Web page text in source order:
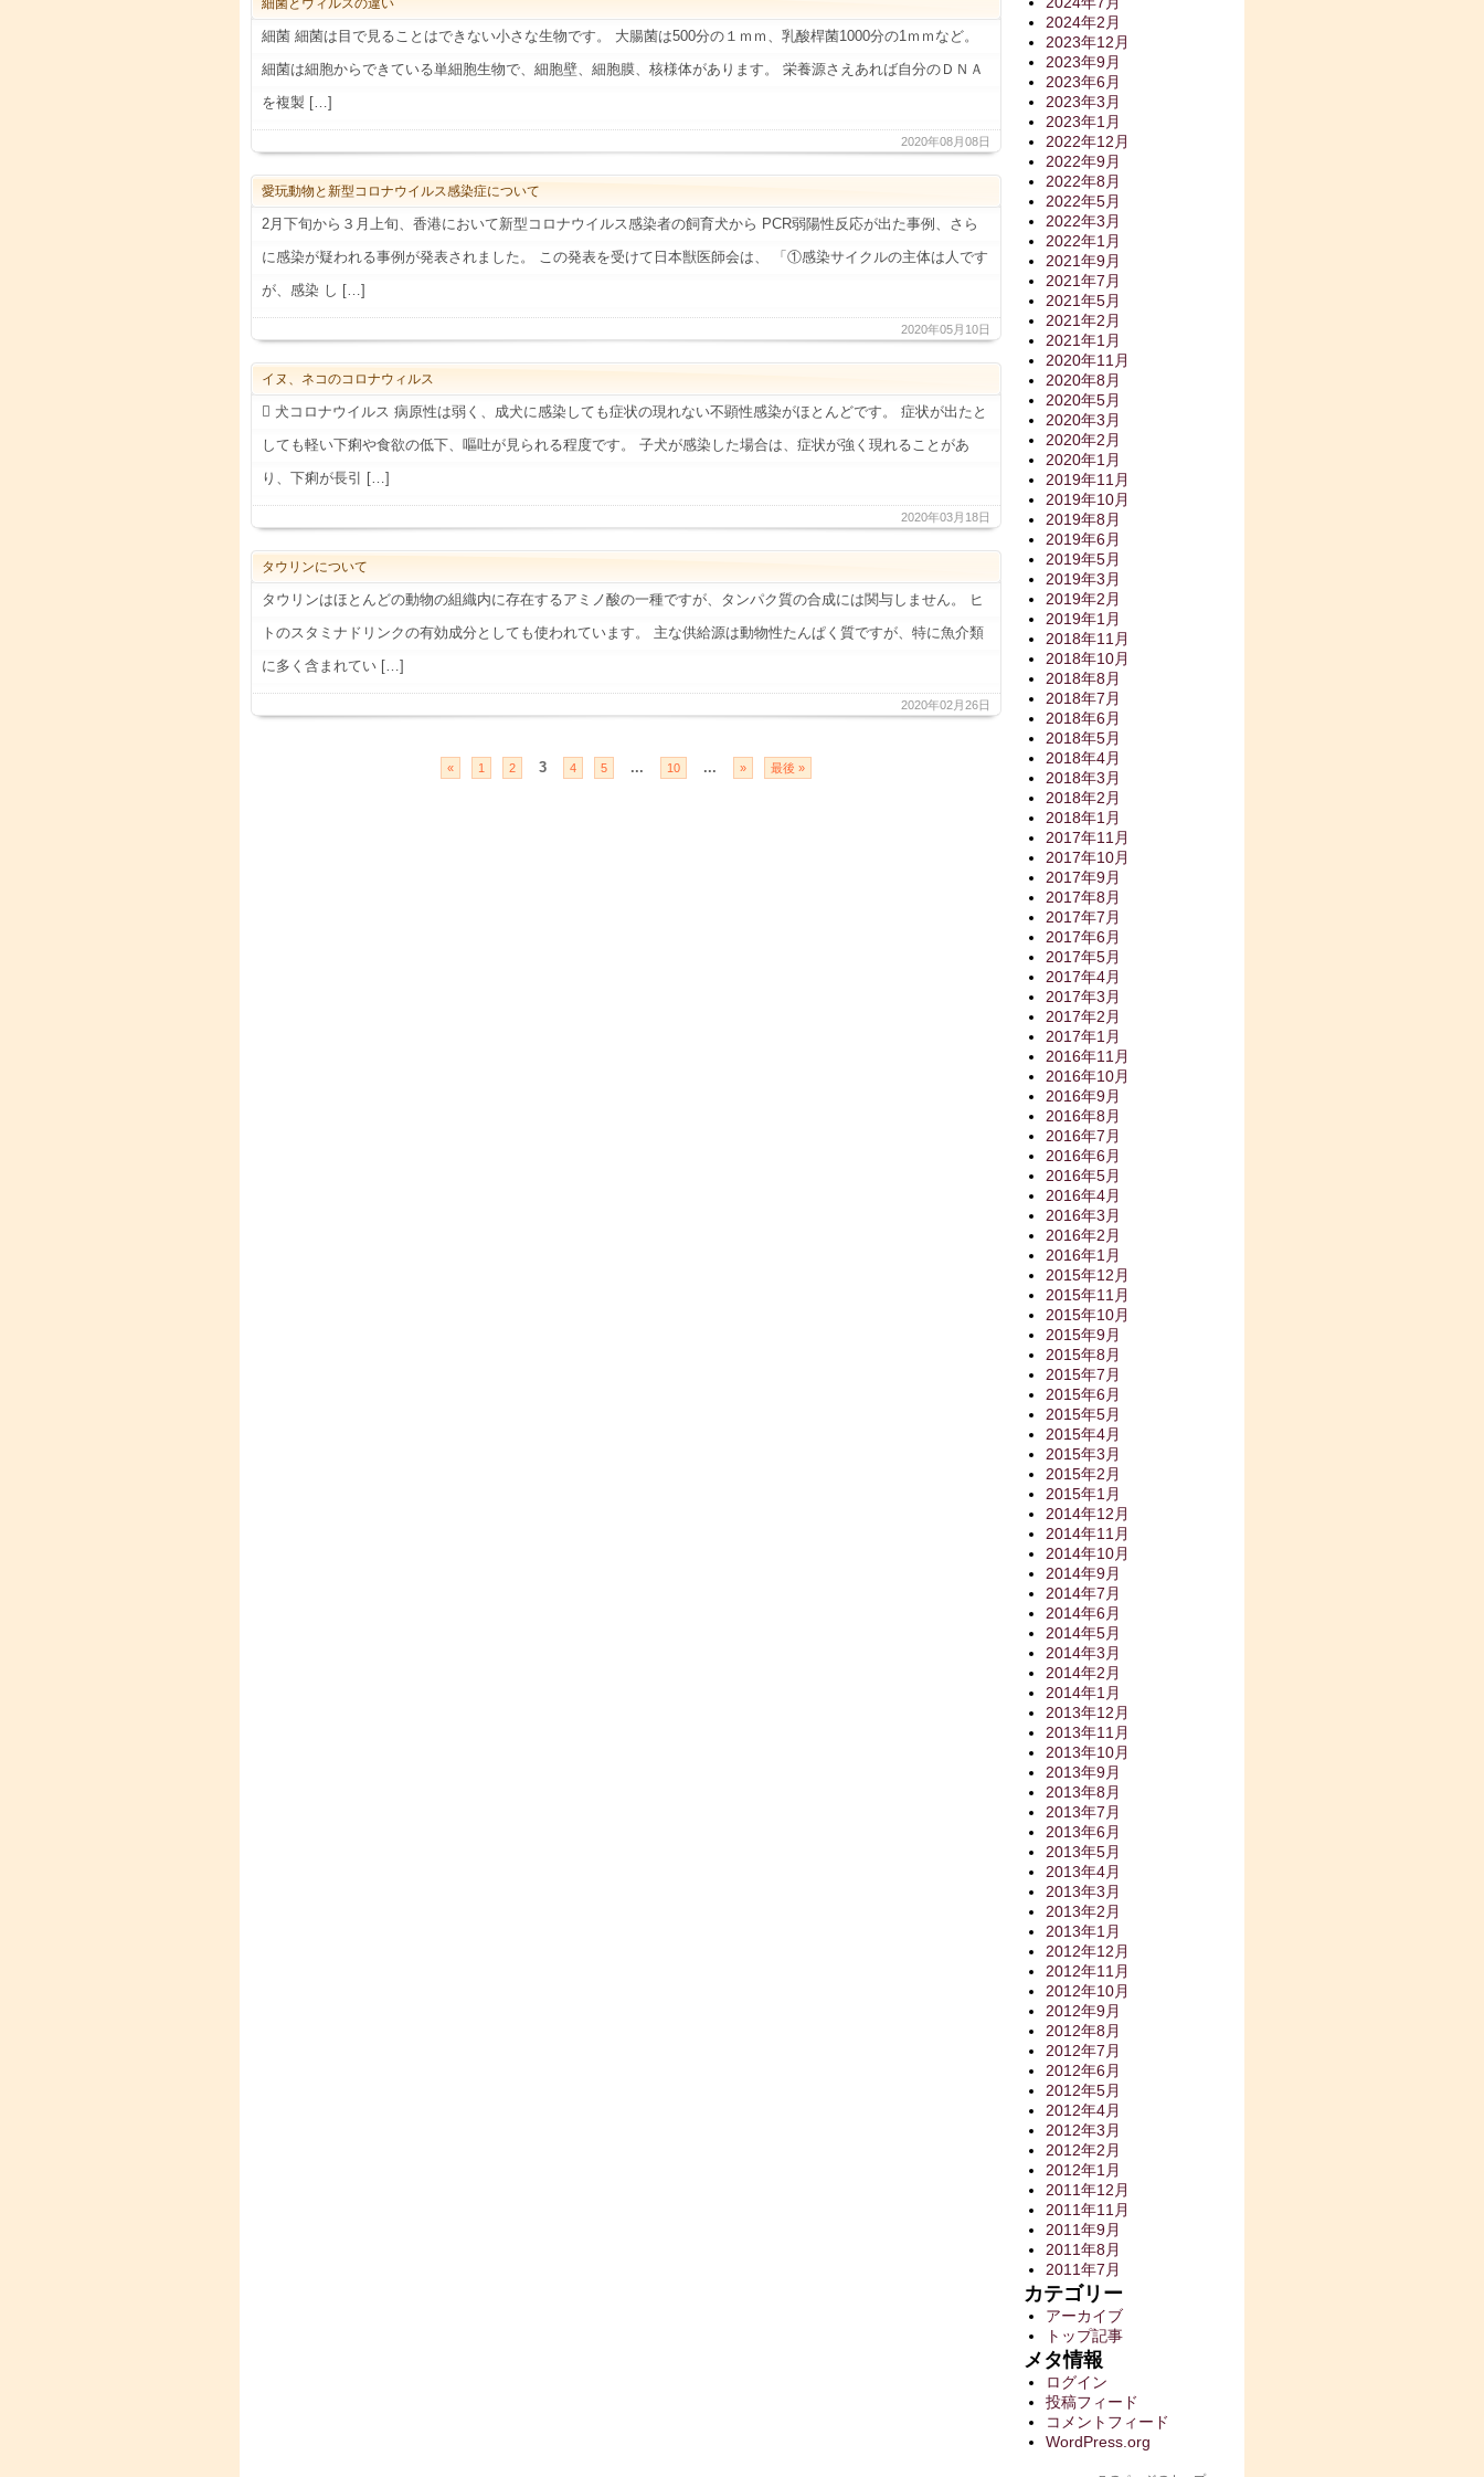
細菌とウィルスの違い
細菌 細菌は目で見ることはできない小さな生物です。 大腸菌は500分の１ｍｍ、乳酸桿菌1000分の1ｍｍなど。
細菌は細胞からできている単細胞生物で、細胞壁、細胞膜、核様体があります。 栄養源さえあれば自分のＤＮＡ
を複製 […]
2020年08月08日
愛玩動物と新型コロナウイルス感染症について
2月下旬から３月上旬、香港において新型コロナウイルス感染者の飼育犬から PCR弱陽性反応が出た事例、さら
に感染が疑われる事例が発表されました。 この発表を受けて日本獣医師会は、 「①感染サイクルの主体は人です
が、感染 し […]
2020年05月10日
イヌ、ネコのコロナウィルス
 犬コロナウイルス 病原性は弱く、成犬に感染しても症状の現れない不顕性感染がほとんどです。 症状が出たと
しても軽い下痢や食欲の低下、嘔吐が見られる程度です。 子犬が感染した場合は、症状が強く現れることがあ
り、下痢が長引 […]
2020年03月18日
タウリンについて
タウリンはほとんどの動物の組織内に存在するアミノ酸の一種ですが、タンパク質の合成には関与しません。 ヒ
トのスタミナドリンクの有効成分としても使われています。 主な供給源は動物性たんぱく質ですが、特に魚介類
に多く含まれてい […]
2020年02月26日
« 1 2 3 4 5 ... 10 ... » 最後 »
2024年2月
2023年12月
2023年9月
2023年6月
2023年3月
2023年1月
2022年12月
2022年9月
2022年8月
2022年5月
2022年3月
2022年1月
2021年9月
2021年7月
2021年5月
2021年2月
2021年1月
2020年11月
2020年8月
2020年5月
2020年3月
2020年2月
2020年1月
2019年11月
2019年10月
2019年8月
2019年6月
2019年5月
2019年3月
2019年2月
2019年1月
2018年11月
2018年10月
2018年8月
2018年7月
2018年6月
2018年5月
2018年4月
2018年3月
2018年2月
2018年1月
2017年11月
2017年10月
2017年9月
2017年8月
2017年7月
2017年6月
2017年5月
2017年4月
2017年3月
2017年2月
2017年1月
2016年11月
2016年10月
2016年9月
2016年8月
2016年7月
2016年6月
2016年5月
2016年4月
2016年3月
2016年2月
2016年1月
2015年12月
2015年11月
2015年10月
2015年9月
2015年8月
2015年7月
2015年6月
2015年5月
2015年4月
2015年3月
2015年2月
2015年1月
2014年12月
2014年11月
2014年10月
2014年9月
2014年7月
2014年6月
2014年5月
2014年3月
2014年2月
2014年1月
2013年12月
2013年11月
2013年10月
2013年9月
2013年8月
2013年7月
2013年6月
2013年5月
2013年4月
2013年3月
2013年2月
2013年1月
2012年12月
2012年11月
2012年10月
2012年9月
2012年8月
2012年7月
2012年6月
2012年5月
2012年4月
2012年3月
2012年2月
2012年1月
2011年12月
2011年11月
2011年9月
2011年8月
2011年7月
カテゴリー
アーカイブ
トップ記事
メタ情報
ログイン
投稿フィード
コメントフィード
WordPress.org